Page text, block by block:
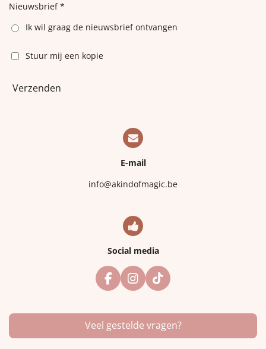
Nieuwsbrief *
Ik wil graag de nieuwsbrief ontvangen
Stuur mij een kopie
Verzenden
E-mail
info@akindofmagic.be
Social media
F
a
e
b
o
I
n
t
a
g
T
i
T
o
k
Veel gestelde vragen?